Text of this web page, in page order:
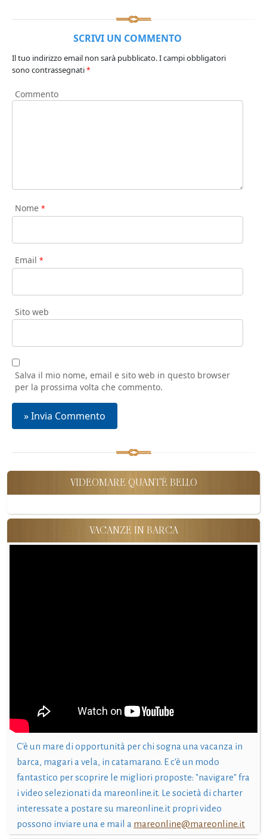
SCRIVI UN COMMENTO
Il tuo indirizzo email non sarà pubblicato.I campi obbligatori
sono contrassegnati*
Commento
Nome *
Email *
Sito web
Salva il mio nome, email e sito web in questo browser
per la prossima volta che commento.
VIDEOMARE QUANT'È BELLO
VACANZE IN BARCA
C'è un mare di opportunità per chi sogna una vacanza in
barca, magari a vela, in catamarano. E c'è un modo
fantastico per scoprire le migliori proposte: "navigare" fra
i video selezionati da mareonline.it. Le società di charter
interessate a postare su mareonline.it propri video
possono inviare una e mail a mareonline@mareonline.it